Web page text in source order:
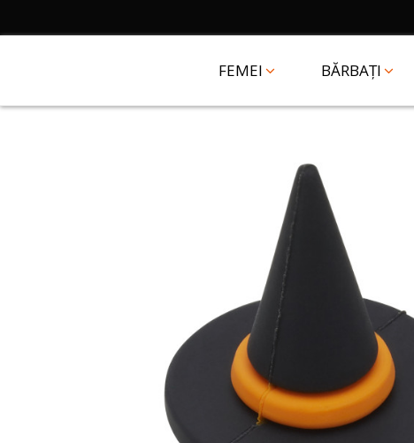
FEMEI BĂRBAȚI